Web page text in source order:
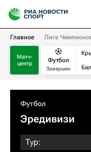
Главное Лига
Матч-
центр
Футбол
Завершен
Футбол
Эредивизи
Тур: